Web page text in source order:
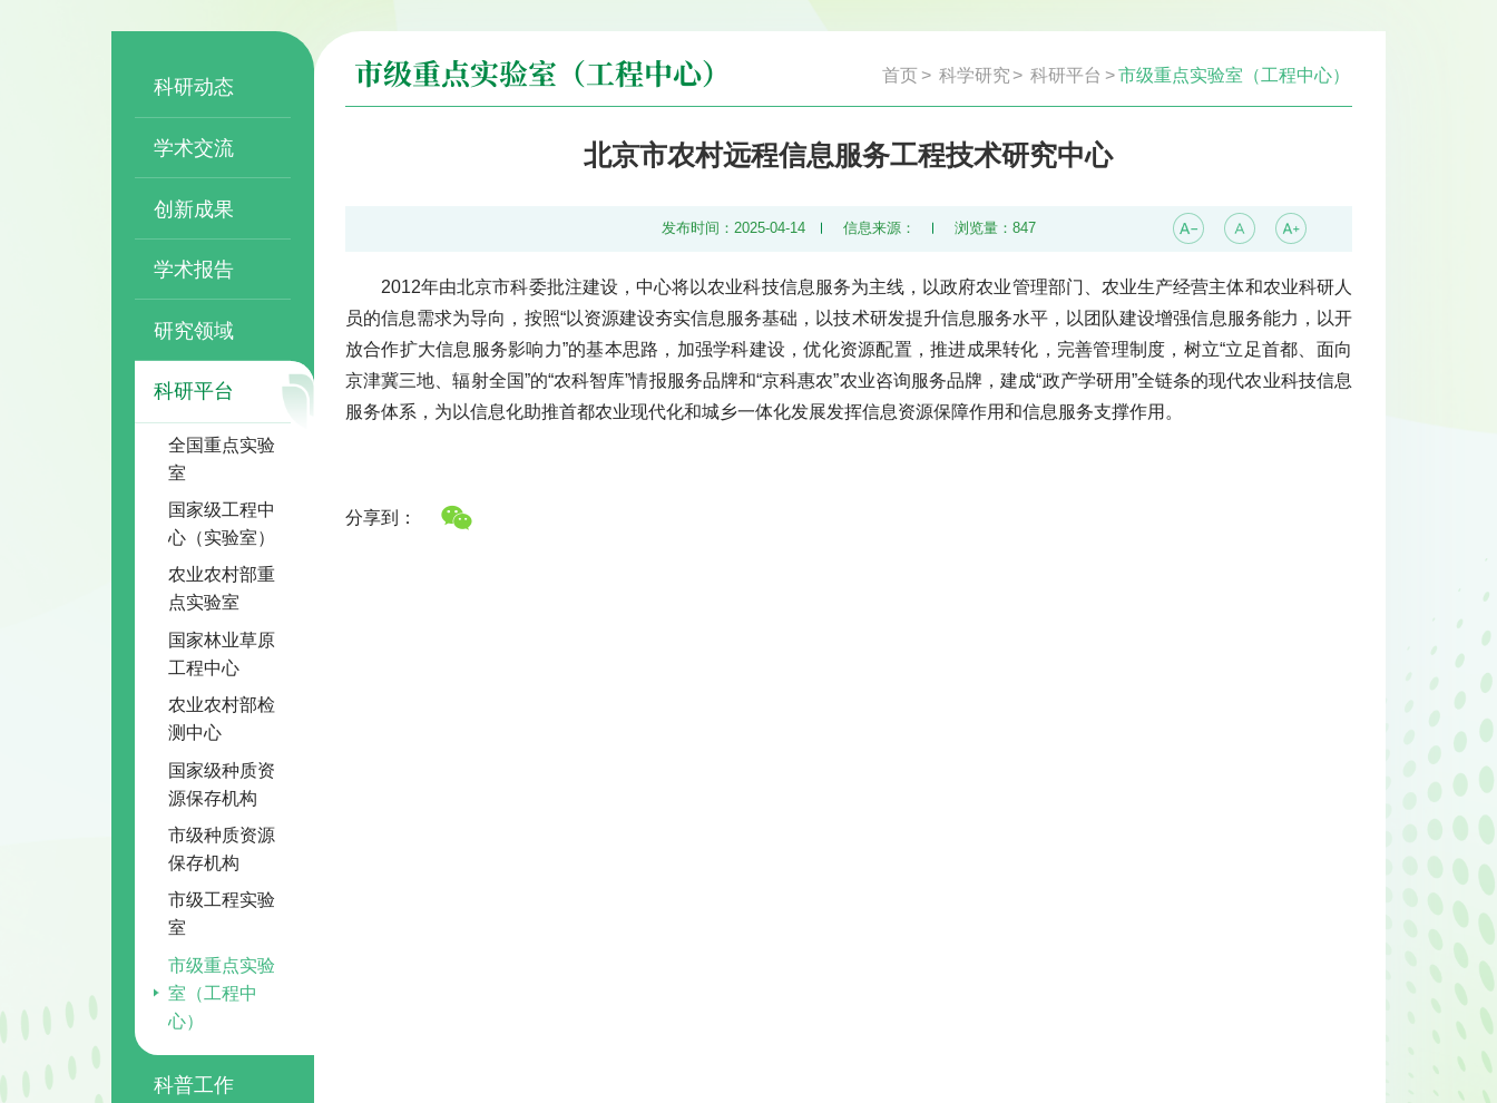
科研动态
学术交流
创新成果
学术报告
研究领域
科研平台
全国重点实验
室
国家级工程中
心（实验室）
农业农村部重
点实验室
国家林业草原
工程中心
农业农村部检
测中心
国家级种质资
源保存机构
市级种质资源
保存机构
市级工程实验
室
市级重点实验
室（工程中
心）
科普工作
首页 > 科学研究 > 科研平台 >市级重点实验室（工程中心）
市级重点实验室（工程中心）
北京市农村远程信息服务工程技术研究中心
发布时间：2025-04-14 信息来源： 浏览量：847
2012年由北京市科委批注建设，中心将以农业科技信息服务为主线，以政府农业管理部门、农业生产经营主体和农业科研人
员的信息需求为导向，按照“以资源建设夯实信息服务基础，以技术研发提升信息服务水平，以团队建设增强信息服务能力，以开
放合作扩大信息服务影响力”的基本思路，加强学科建设，优化资源配置，推进成果转化，完善管理制度，树立“立足首都、面向
京津冀三地、辐射全国”的“农科智库”情报服务品牌和“京科惠农”农业咨询服务品牌，建成“政产学研用”全链条的现代农业科技信息
服务体系，为以信息化助推首都农业现代化和城乡一体化发展发挥信息资源保障作用和信息服务支撑作用。
分享到：